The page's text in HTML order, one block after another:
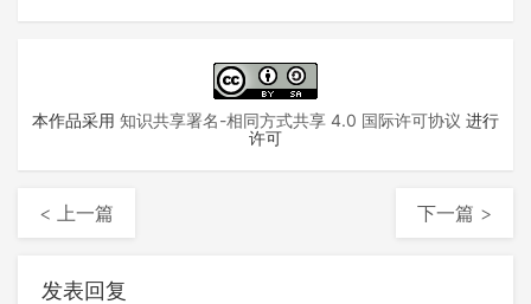
本作品采用 知识共享署名-相同方式共享 4.0 国际许可协议 进行
许可
< 上一篇 下一篇 >
发表回复